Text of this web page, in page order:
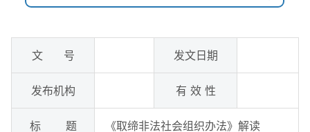
文 号 发文日期
发布机构 有 效 性
标 题 《取缔非法社会组织办法》解读